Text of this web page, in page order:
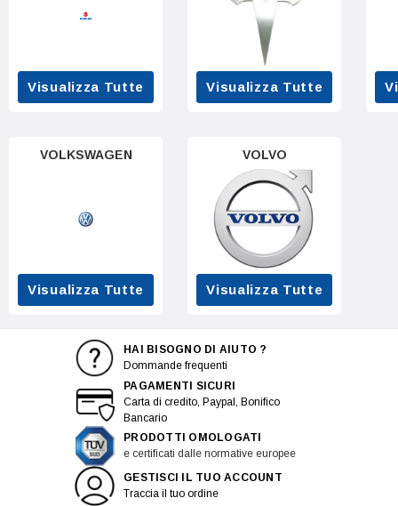
Visualizza Tutte Visualizza Tutte
VOLKSWAGEN
Visualizza Tutte
VOLVO
Visualizza Tutte
HAI BISOGNO DI AIUTO ?
Dommande frequenti
PAGAMENTI SICURI
Carta di credito, Paypal, Bonifico
Bancario
PRODOTTI OMOLOGATI
e certificati dalle normative europee
GESTISCI IL TUO ACCOUNT
Traccia il tuo ordine